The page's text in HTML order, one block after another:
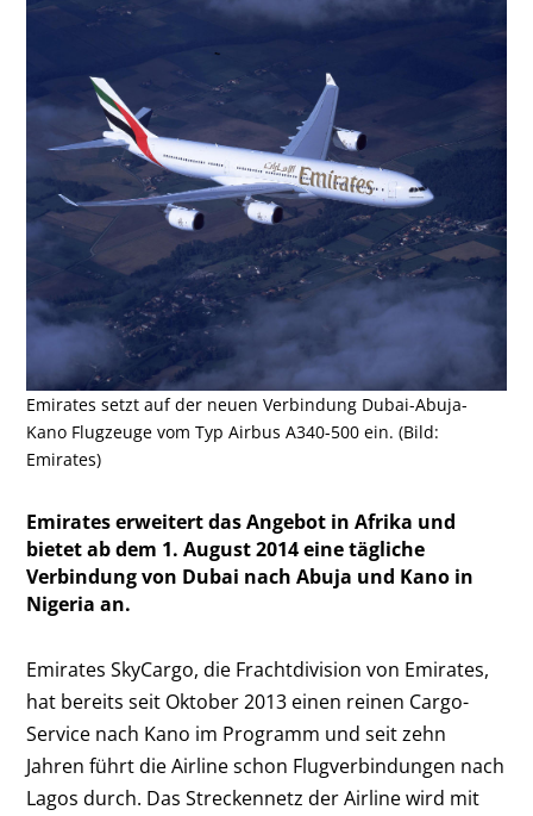
Emirates setzt auf der neuen Verbindung Dubai-Abuja-
Kano Flugzeuge vom Typ Airbus A340-500 ein. (Bild:
Emirates)
Emirates erweitert das Angebot in Afrika und
bietet ab dem 1. August 2014 eine tägliche
Verbindung von Dubai nach Abuja und Kano in
Nigeria an.
Emirates SkyCargo, die Frachtdivision von Emirates,
hat bereits seit Oktober 2013 einen reinen Cargo-
Service nach Kano im Programm und seit zehn
Jahren führt die Airline schon Flugverbindungen nach
Lagos durch. Das Streckennetz der Airline wird mit